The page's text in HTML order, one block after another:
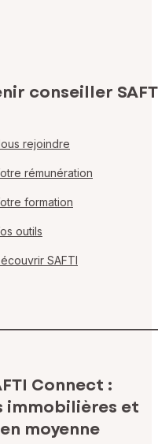
conseiller
rejoindre
rémunération
formation
outils
SAFTI
Connect :
immobilières et
moyenne